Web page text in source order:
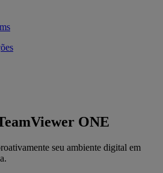
ONE
seu ambiente digital em